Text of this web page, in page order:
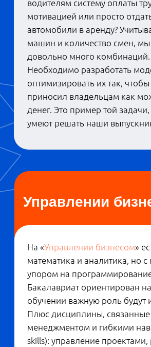
— Рассматривая чисто гуманитарные
менеджерские программы, родители
часто задаются вопросом: кто возьмет
недавнего студента вот так сразу
управленцем? Очевидный ответ: никто.
Наши выпускники на начальном этапе
смогут выполнять работу, в которой будет
больше экономической аналитики и
меньше принятия решений. И уже отсюда
можно переходить в управление, —
объясняет
Бизнес-информатика
информатика»можно назвать
айтишниками для бизнеса. Их задача —
используется внутри компаний. Обычный
как функционирует коммерческое
сложно понять, какой софт необходим
бизнесу. Новая образовательная
программа восполняет этот пробел, давая
студентам не только большой объем
информатики, высшей математики и
программирования, но и знания из
области экономики и менеджмента.